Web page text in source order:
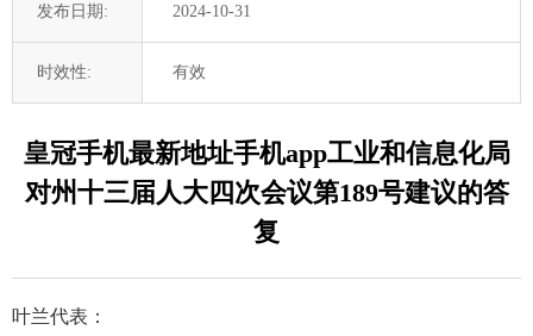
发布日期: 2024-10-31
时效性: 有效
皇冠手机最新地址手机app工业和信息化局
对州十三届人大四次会议第189号建议的答
复
叶兰代表：